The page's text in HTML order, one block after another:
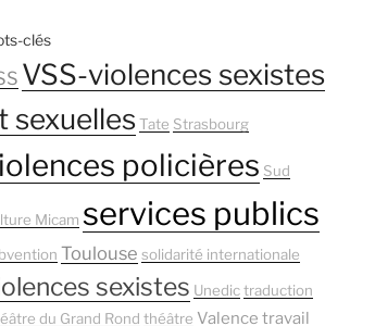
clés
VSS-violences sexistes
sexuelles Tate Strasbourg
policières Sud
Micam services publics
Toulouse solidarité internationale
sexistes Unedic traduction
du Grand Rond théâtre Valence travail